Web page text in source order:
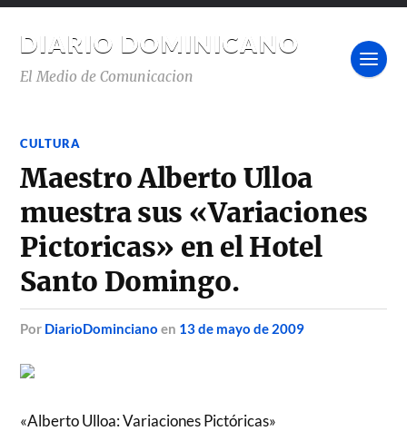
DIARIO DOMINICANO
El Medio de Comunicacion
CULTURA
Maestro Alberto Ulloa
muestra sus «Variaciones
Pictoricas» en el Hotel
Santo Domingo.
por DiarioDominciano en 13 de mayo de 2009
«Alberto Ulloa: Variaciones Pictóricas»